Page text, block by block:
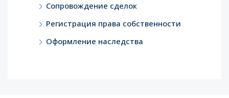
Сопровождение сделок
Регистрация права собственности
Оформление наследства